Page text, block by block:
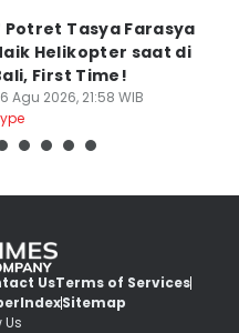
Potret Tasya Farasya
Helikopter saat di
First Time!
Agu 2026, 21:58 WIB
UsTerms of Services
IndexSitemap
Us